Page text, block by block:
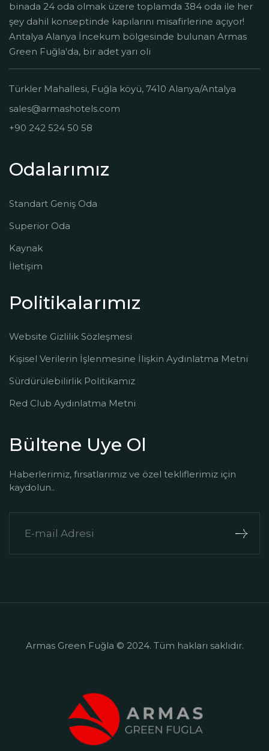
+90 242 524 50 58
binada 24 oda olmak üzere toplamda 384 oda ile her
şey dahil konseptinde kapılarını misafirlerine açıyor!
Antalya Alanya İncekum bölgesinde bulunan Armas
Green Fuğla'da, bir adet yarı oli
Türkler Mahallesi, Fuğla köyü, 7410 Alanya/Antalya
sales@armashotels.com
+90 242 524 50 58
Odalarımız
Standart Geniş Oda
Superior Oda
Kaynak
İletişim
Politikalarımız
Website Gizlilik Sözleşmesi
Kişisel Verilerin İşlenmesine İlişkin Aydınlatma Metni
Sürdürülebilirlik Politikamız
Red Club Aydınlatma Metni
Bültene Uye Ol
Haberlerimiz, fırsatlarımız ve özel tekliflerimiz için
kaydolun..
Armas Green Fuğla © 2024. Tüm hakları saklıdır.